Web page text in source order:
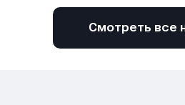
Смотреть все